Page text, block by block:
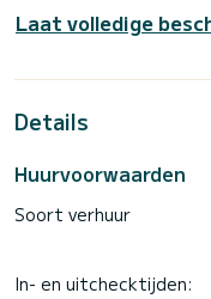
The boat has 3 cabins
people. With an
the surroundings of
we will get back to
Laat volledige
Details
Huurvoorwaarden
Soort verhuur
In- en uitchecktijden: